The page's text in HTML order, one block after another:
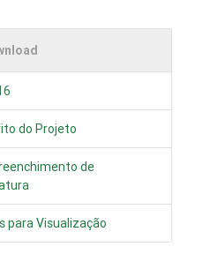
do Projeto
de
para Visualização